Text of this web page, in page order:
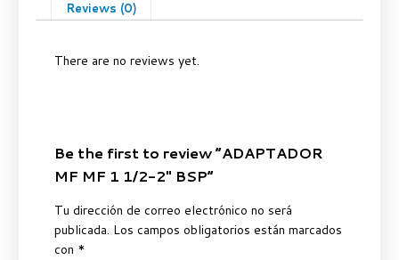
Reviews (0)
There are no reviews yet.
Be the first to review “ADAPTADOR
MF MF 1 1/2-2″ BSP”
Tu dirección de correo electrónico no será
publicada. Los campos obligatorios están marcados
con *